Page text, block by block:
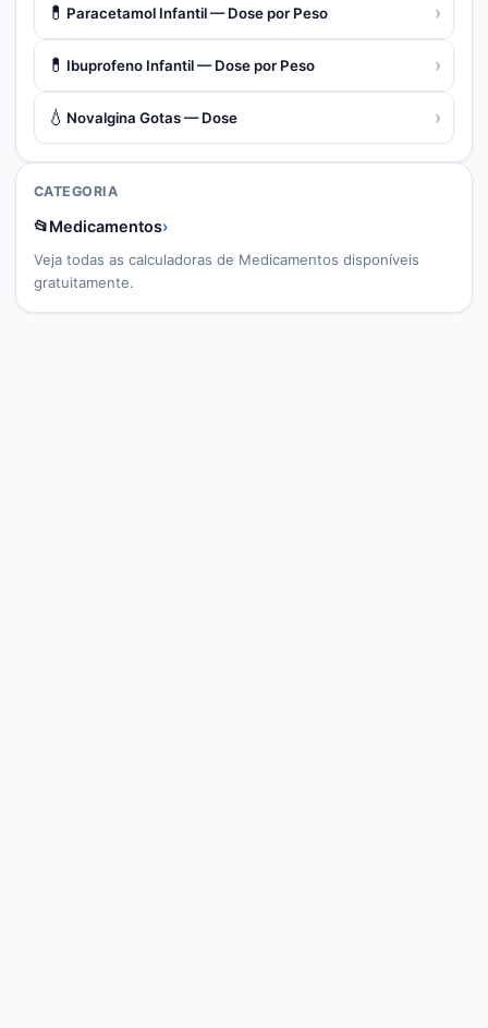
💊 Paracetamol Infantil — Dose por Peso ›
💊 Ibuprofeno Infantil — Dose por Peso ›
💧 Novalgina Gotas — Dose ›
CATEGORIA
📂Medicamentos›
Veja todas as calculadoras de Medicamentos disponíveis
gratuitamente.